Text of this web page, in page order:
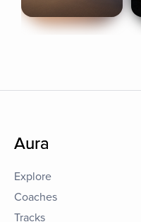
Aura
Explore
Coaches
Tracks